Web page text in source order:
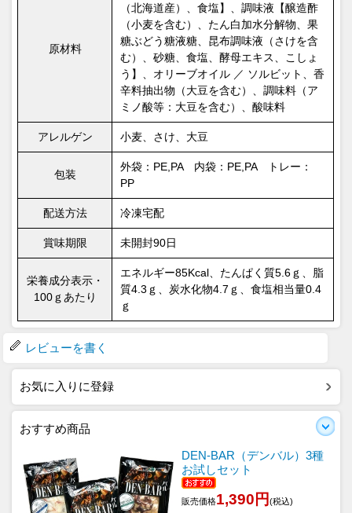
原材料
（北海道産）、食塩】、調味液【醸造酢
（小麦を含む）、たん白加水分解物、果
糖ぶどう糖液糖、昆布調味液（さけを含
む）、砂糖、食塩、酵母エキス、こしょ
う】、オリーブオイル ／ ソルビット、香
辛料抽出物（大豆を含む）、調味料（ア
ミノ酸等：大豆を含む）、酸味料
アレルゲン 小麦、さけ、大豆
包装
外袋：PE,PA 内袋：PE,PA トレー：
PP
配送方法 冷凍宅配
賞味期限 未開封90日
栄養成分表示・
100ｇあたり
エネルギー85Kcal、たんぱく質5.6ｇ、脂
質4.3ｇ、炭水化物4.7ｇ、食塩相当量0.4
ｇ
レビューを書く
お気に入りに登録
おすすめ商品
DEN-BAR（デンバル）3種
お試しセット
販売価格1,390円(税込)